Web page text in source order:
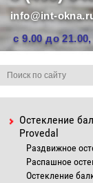
info@int-
с 9.00 до
Остекление
Provedal
Раздвижное
Распашное
Остекление